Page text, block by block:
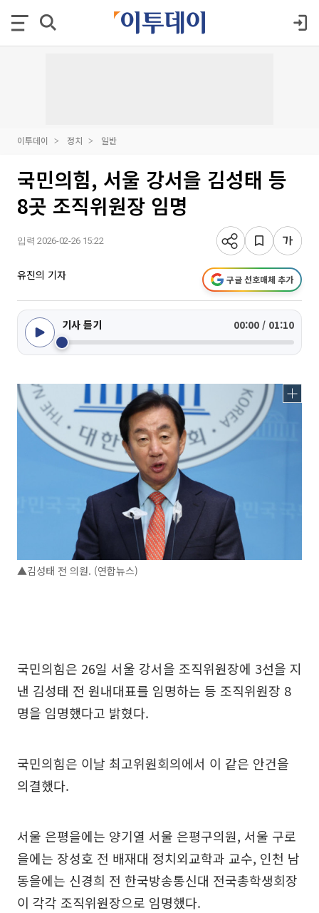
이투데이 정치 일반
국민의힘, 서울 강서을 김성태 등
8곳 조직위원장 임명
입력 2026-02-26 15:22
유진의 기자 구글 선호매체 추가
기사 듣기 00:00 / 01:10
▲김성태 전 의원. (연합뉴스)
국민의힘은 26일 서울 강서을 조직위원장에 3선을 지
낸 김성태 전 원내대표를 임명하는 등 조직위원장 8
명을 임명했다고 밝혔다.
국민의힘은 이날 최고위원회의에서 이 같은 안건을
의결했다.
서울 은평을에는 양기열 서울 은평구의원, 서울 구로
을에는 장성호 전 배재대 정치외교학과 교수, 인천 남
동을에는 신경희 전 한국방송통신대 전국총학생회장
이 각각 조직위원장으로 임명했다.